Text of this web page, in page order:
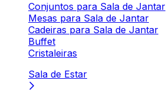
Conjuntos para Sala de Jantar
Mesas para Sala de Jantar
Cadeiras para Sala de Jantar
Buffet
Cristaleiras
Sala de Estar